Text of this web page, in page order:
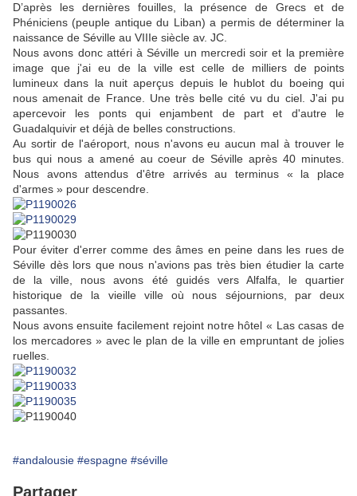
D’après les dernières fouilles, la présence de Grecs et de
Phéniciens (peuple antique du Liban) a permis de déterminer la
naissance de Séville au VIIIe siècle av. JC.
Nous avons donc attéri à Séville un mercredi soir et la première
image que j'ai eu de la ville est celle de milliers de points
lumineux dans la nuit aperçus depuis le hublot du boeing qui
nous amenait de France. Une très belle cité vu du ciel. J'ai pu
apercevoir les ponts qui enjambent de part et d'autre le
Guadalquivir et déjà de belles constructions.
Au sortir de l'aéroport, nous n'avons eu aucun mal à trouver le
bus qui nous a amené au coeur de Séville après 40 minutes.
Nous avons attendus d'être arrivés au terminus « la place
d'armes » pour descendre.
Pour éviter d'errer comme des âmes en peine dans les rues de
Séville dès lors que nous n'avions pas très bien étudier la carte
de la ville, nous avons été guidés vers Alfalfa, le quartier
historique de la vieille ville où nous séjournions, par deux
passantes.
Nous avons ensuite facilement rejoint notre hôtel « Las casas de
los mercadores » avec le plan de la ville en empruntant de jolies
ruelles.
#andalousie #espagne #séville
Partager